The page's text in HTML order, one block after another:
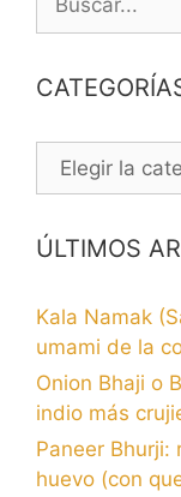
CATEGORÍAS
BLOG
ÚLTIMOS
Kala Namak
umami de la
Onion Bhaji o
indio más
Paneer Bhurji:
huevo (con